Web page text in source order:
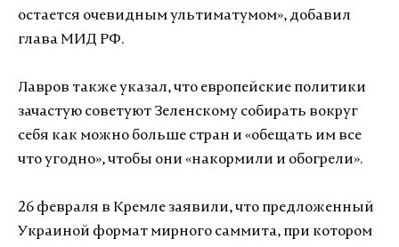
остается очевидным ультиматумом», добавил
глава МИД РФ.
Лавров также указал, что европейские политики
зачастую советуют Зеленскому собирать вокруг
себя как можно больше стран и «обещать им все
что угодно», чтобы они «накормили и обогрели».
26 февраля в Кремле заявили, что предложенный
Украиной формат мирного саммита, при котором